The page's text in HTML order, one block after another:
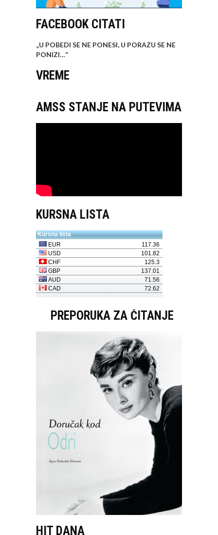
FACEBOOK CITATI
„U POBEDI SE NE PONESI, U PORAZU SE NE
PONIZI…“
VREME
AMSS STANJE NA PUTEVIMA
KURSNA LISTA
PREPORUKA ZA ČITANJE
HIT DANA